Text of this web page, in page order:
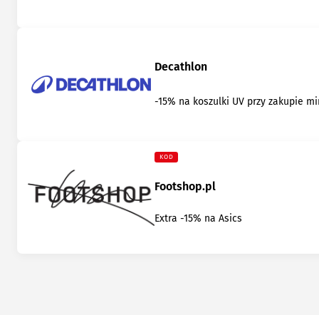
Decathlon
-15% na koszulki UV przy zakupie
KOD
Footshop.pl
Extra -15% na Asics